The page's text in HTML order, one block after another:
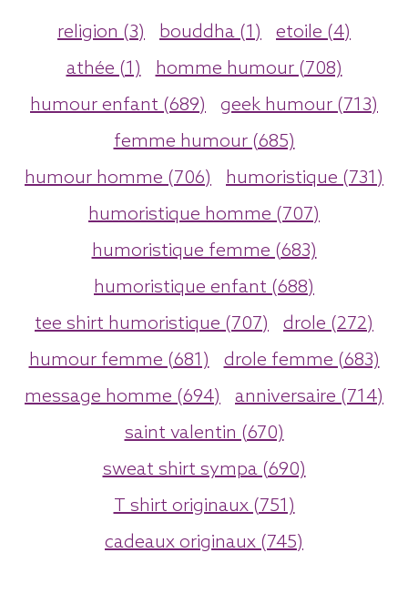
religion (3) bouddha (1)
etoile (4)
athée (1)
homme humour (708)
humour enfant (689)
geek humour (713)
femme humour (685)
humour homme (706)
humoristique (731)
humoristique homme (707)
humoristique femme (683)
humoristique enfant (688)
tee shirt humoristique (707)
drole (272)
humour femme (681)
drole femme (683)
message homme (694)
anniversaire (714)
saint valentin (670)
sweat shirt sympa (690)
T shirt originaux (751)
cadeaux originaux (745)